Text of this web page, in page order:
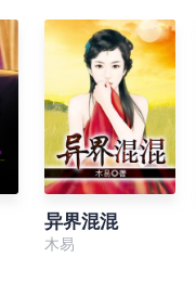
异界混混
木易